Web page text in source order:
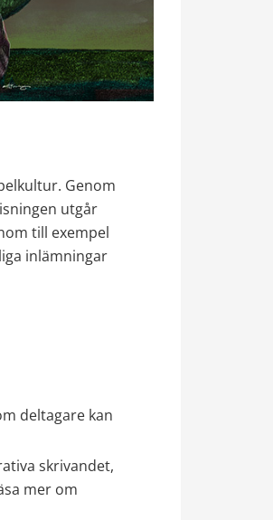
Genom
utgår
till exempel
inlämningar
deltagare kan
skrivandet,
mer om